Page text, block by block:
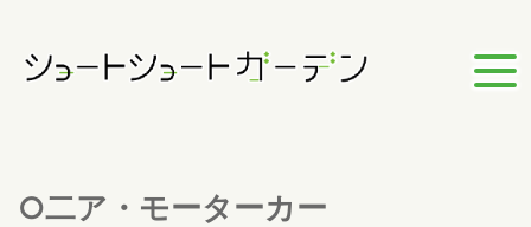
○二ア・モーターカー